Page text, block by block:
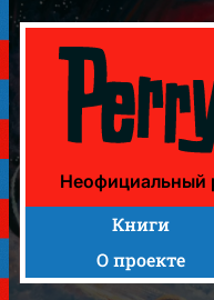
Книга 157: Explorer in
Неофициальный
Книги
О проекте